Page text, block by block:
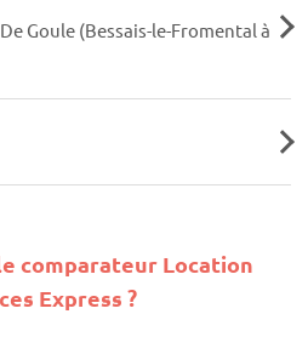
Goule (Bessais-le-Fromental à
comparateur Location
Express ?